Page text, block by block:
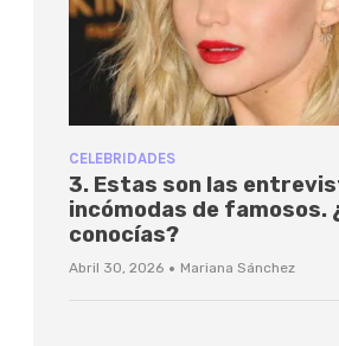
CELEBRIDADES
3. Estas son las
incómodas de famosos.
conocías?
Abril 30, 2026 · Mariana Sánchez